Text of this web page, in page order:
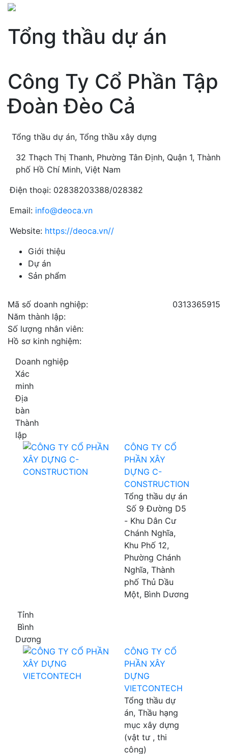
Tổng thầu dự án
Công Ty Cổ Phần Tập
Đoàn Đèo Cả
Tổng thầu dự án, Tổng thầu xây dựng
32 Thạch Thị Thanh, Phường Tân Định, Quận 1, Thành
phố Hồ Chí Minh, Việt Nam
Điện thoại: 02838203388/028382
Email: info@deoca.vn
Website: https://deoca.vn//
Giới thiệu
Dự án
Sản phẩm
Mã số doanh nghiệp:
0313365915
Năm thành lập:
Số lượng nhân viên:
Hồ sơ kinh nghiệm:
Doanh nghiệp
Xác
minh
Địa
bàn
Thành
lập
CÔNG TY CỔ
PHẦN XÂY
DỰNG C-
CONSTRUCTION
Tổng thầu dự án
Số 9 Đường D5
- Khu Dân Cư
Chánh Nghĩa,
Khu Phố 12,
Phường Chánh
Nghĩa, Thành
phố Thủ Dầu
Một, Bình Dương
Tỉnh
Bình
Dương
CÔNG TY CỔ
PHẦN XÂY
DỰNG
VIETCONTECH
Tổng thầu dự
án, Thầu hạng
mục xây dựng
(vật tư , thi
công)